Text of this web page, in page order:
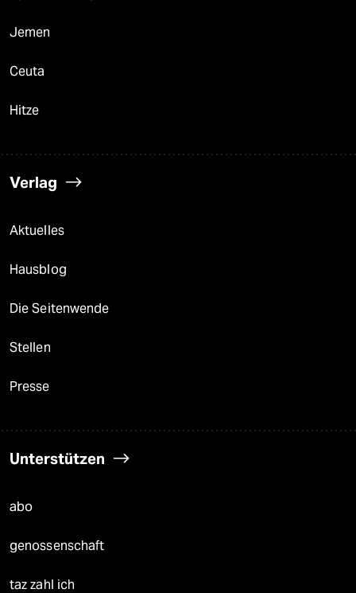
Jemen
Ceuta
Hitze
Verlag
Aktuelles
Hausblog
Die Seitenwende
Stellen
Presse
Unterstützen
abo
genossenschaft
taz zahl ich